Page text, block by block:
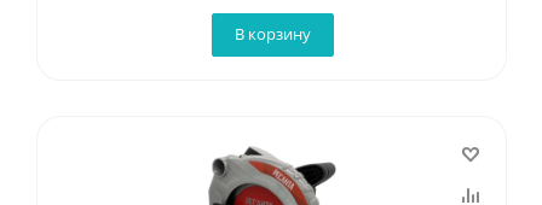
В корзину